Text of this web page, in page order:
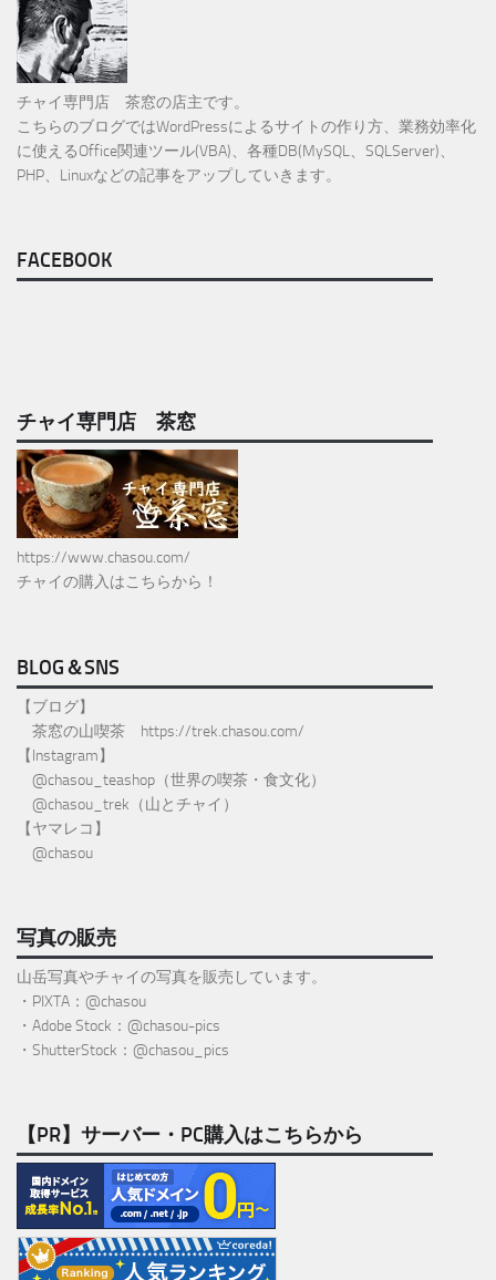
チャイ専門店 茶窓の店主です。
こちらのブログではWordPressによるサイトの作り方、業務効率化
に使えるOffice関連ツール(VBA)、各種DB(MySQL、SQLServer)、
PHP、Linuxなどの記事をアップしていきます。
FACEBOOK
チャイ専門店 茶窓
https://www.chasou.com/
チャイの購入はこちらから！
BLOG＆SNS
【ブログ】
茶窓の山喫茶 https://trek.chasou.com/
【Instagram】
@chasou_teashop （世界の喫茶・食文化）
@chasou_trek （山とチャイ）
【ヤマレコ】
@chasou
写真の販売
山岳写真やチャイの写真を販売しています。
・PIXTA：@chasou
・Adobe Stock：@chasou-pics
・ShutterStock：@chasou_pics
【PR】サーバー・PC購入はこちらから